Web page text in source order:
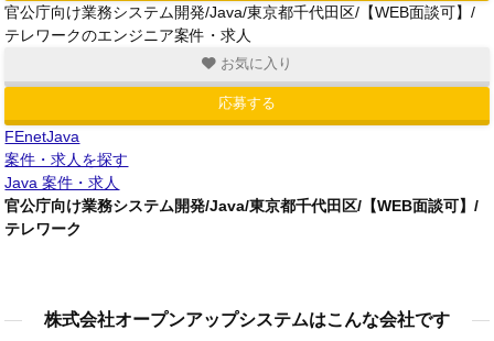
官公庁向け業務システム開発/Java/東京都千代田区/【WEB面談可】/
テレワークのエンジニア案件・求人
お気に入り
応募する
FEnetJava
案件・求人を探す
Java 案件・求人
官公庁向け業務システム開発/Java/東京都千代田区/【WEB面談可】/
テレワーク
株式会社オープンアップシステムはこんな会社です